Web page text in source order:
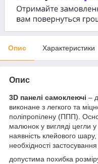
Опис Характеристики
Опис
3D панелі самоклеючі –
виконане з легкого та
поліпропілену (ППП).
малюнок у вигляді цегли у
наявність клейового
необхідності
допустима похибка